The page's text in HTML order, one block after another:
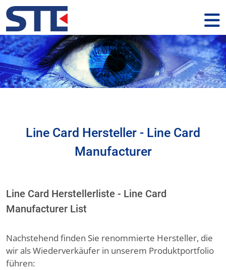
Line Card Hersteller - Line Card
Manufacturer
Line Card Herstellerliste - Line Card
Manufacturer List
Nachstehend finden Sie renommierte Hersteller, die
wir als Wiederverkäufer in unserem Produktportfolio
führen: